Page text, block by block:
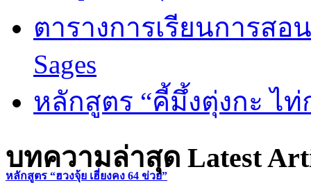
หลักสูตร “ฮวงจุ้ย เฮี่ยงคง 64 ข่วย”
ตารางการเรียนการส
Sages
หลักสูตร “คี้มึ้งตุ่งกะ ไ
บทความล่าสุด Latest